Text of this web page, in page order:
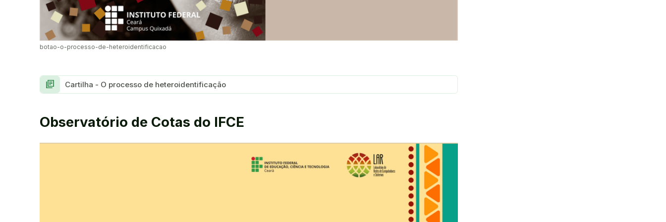
botao-o-processo-de-heteroidentificacao
library_books Cartilha - O processo de heteroidentificação
Observatório de Cotas do IFCE